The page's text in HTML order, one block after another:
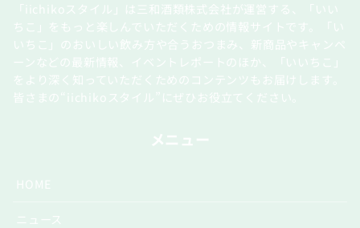
「iichikoスタイル」は三和酒類株式会社が運営する、「いい
ちこ」をもっと楽しんでいただくための情報サイトです。「い
いちこ」のおいしい飲み方や合うおつまみ、新商品やキャンペ
ーンなどの最新情報、イベントレポートのほか、「いいちこ」
をより深く知っていただくためのコンテンツもお届けします。
皆さまの“iichikoスタイル”にぜひお役立てください。
メニュー
HOME
ニュース